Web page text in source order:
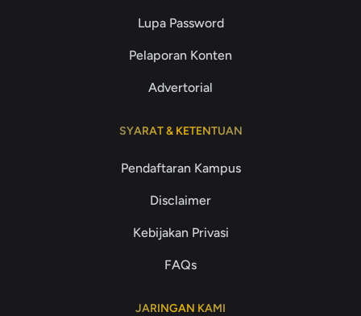
Lupa Password
Pelaporan Konten
Advertorial
SYARAT & KETENTUAN
Pendaftaran Kampus
Disclaimer
Kebijakan Privasi
FAQs
JARINGAN KAMI